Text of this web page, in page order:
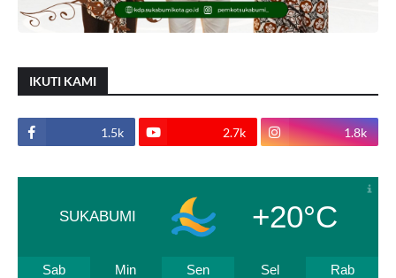
IKUTI KAMI
1.5k 2.7k 1.8k
SUKABUMI +20°C
Sab Min Sen Sel Rab